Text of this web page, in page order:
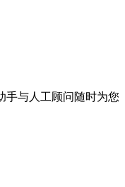
手与人工顾问随时为您